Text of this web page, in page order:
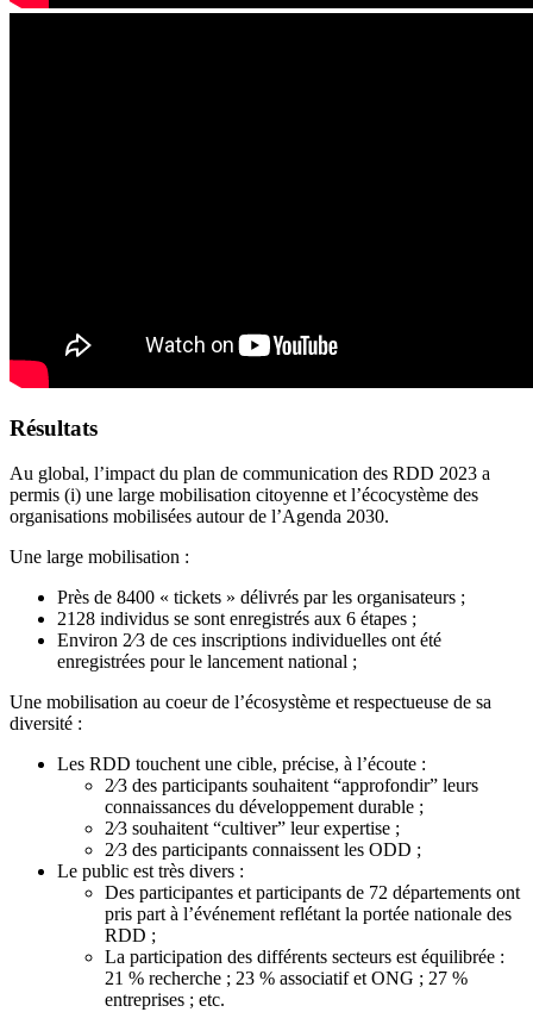
Résultats
Au global, l’impact du plan de communication des RDD 2023 a
permis (i) une large mobilisation citoyenne et l’écocystème des
organisations mobilisées autour de l’Agenda 2030.
Une large mobilisation :
Près de 8400 « tickets » délivrés par les organisateurs ;
2128 individus se sont enregistrés aux 6 étapes ;
Environ 2⁄3 de ces inscriptions individuelles ont été
enregistrées pour le lancement national ;
Une mobilisation au coeur de l’écosystème et respectueuse de sa
diversité :
Les RDD touchent une cible, précise, à l’écoute :
2⁄3 des participants souhaitent “approfondir” leurs
connaissances du développement durable ;
2⁄3 souhaitent “cultiver” leur expertise ;
2⁄3 des participants connaissent les ODD ;
Le public est très divers :
Des participantes et participants de 72 départements ont
pris part à l’événement reflétant la portée nationale des
RDD ;
La participation des différents secteurs est équilibrée :
21 % recherche ; 23 % associatif et ONG ; 27 %
entreprises ; etc.